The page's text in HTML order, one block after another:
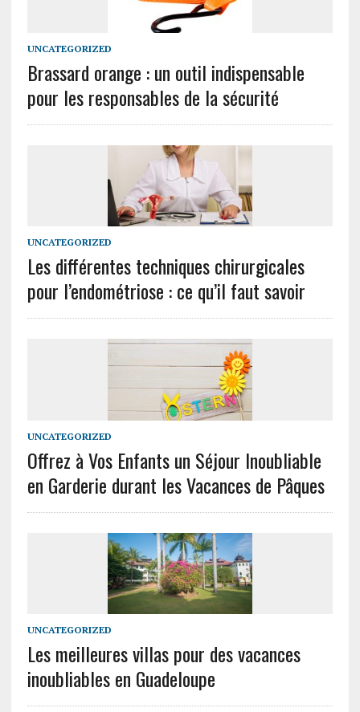
UNCATEGORIZED
Brassard orange : un outil indispensable
pour les responsables de la sécurité
UNCATEGORIZED
Les différentes techniques chirurgicales
pour l’endométriose : ce qu’il faut savoir
UNCATEGORIZED
Offrez à Vos Enfants un Séjour Inoubliable
en Garderie durant les Vacances de Pâques
UNCATEGORIZED
Les meilleures villas pour des vacances
inoubliables en Guadeloupe